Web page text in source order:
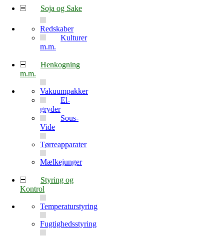
Soja og Sake
Redskaber
Kulturer
m.m.
Henkogning
m.m.
Vakuumpakker
El-
gryder
Sous-
Vide
Tørreapparater
Mælkejunger
Styring og
Kontrol
Temperaturstyring
Fugtighedsstyring